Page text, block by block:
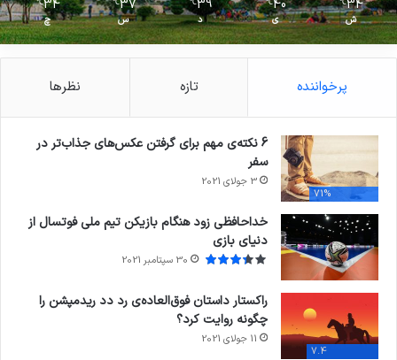
34
℃
ش
40
℃
ی
39
℃
د
37
℃
س
34
℃
چ
پرخواننده تازه نظرها
71%
6 نکته‌ی مهم برای گرفتن عکس‌های جذاب‌تر در
سفر
3 جولای 2021
خداحافظی زود هنگام بازیکن تیم ملی فوتسال از
دنیای بازی
30 سپتامبر 2021
7.4
راکستار داستان فوق‌العاده‌ی رد دد ریدمپشن را
چگونه روایت کرد؟
11 جولای 2021